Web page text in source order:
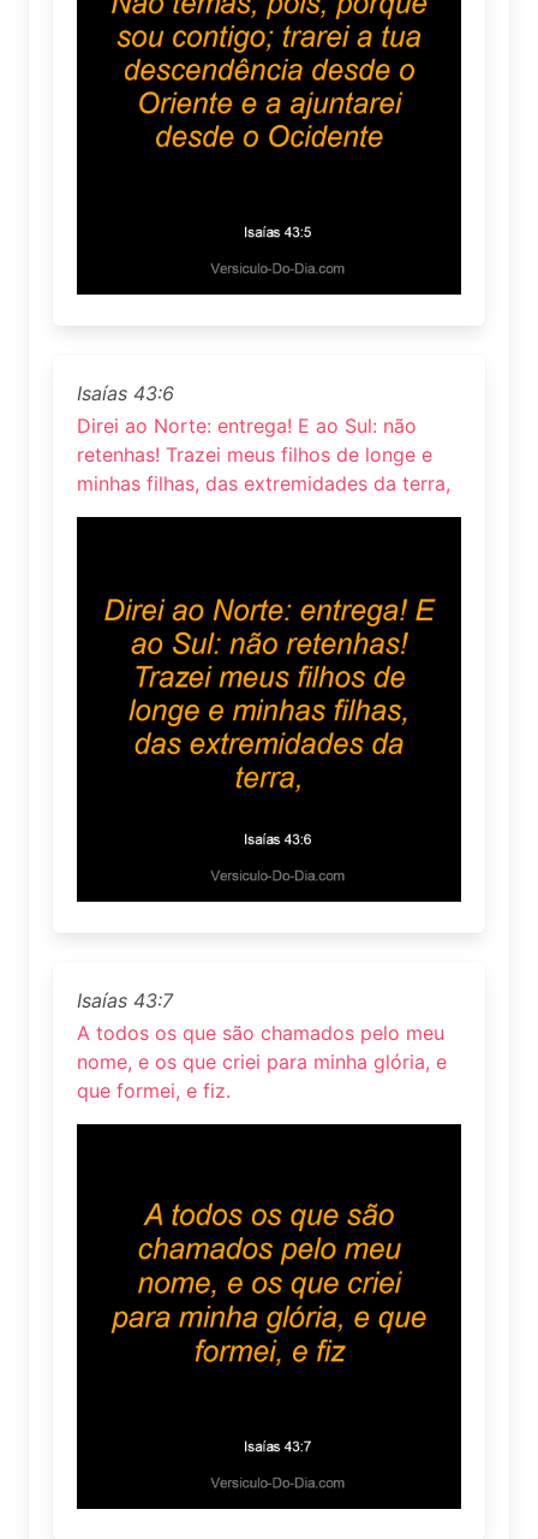
Isaías 43:6
Direi ao Norte: entrega! E ao Sul: não
retenhas! Trazei meus filhos de longe e
minhas filhas, das extremidades da terra,
Isaías 43:7
A todos os que são chamados pelo meu
nome, e os que criei para minha glória, e
que formei, e fiz.